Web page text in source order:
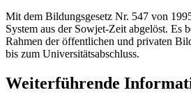
Mit dem Bildungsgesetz Nr. 547 von
System aus der Sowjet-Zeit abgelöst. Es
Rahmen der öffentlichen und privaten
bis zum Universitätsabschluss.
Weiterführende